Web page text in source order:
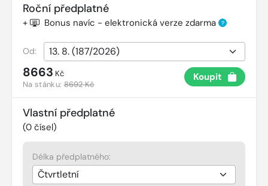
Roční předplatné
+ Bonus navíc - elektronická verze zdarma ?
Od:
8663 Kč
Na stánku:8692 Kč
Koupit
Vlastní předplatné
(0 čísel)
Délka předplatného: